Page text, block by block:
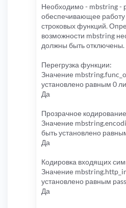
Необходимо - mbstring -
обеспечивающее
строковых функций.
возможности mbstring
должны быть отключены.
Перегрузка функции:
Значение
установлено равным 0
Да
Прозрачное
Значение
быть установлено
Да
Кодировка входящих
Значение
установлено равным
Да